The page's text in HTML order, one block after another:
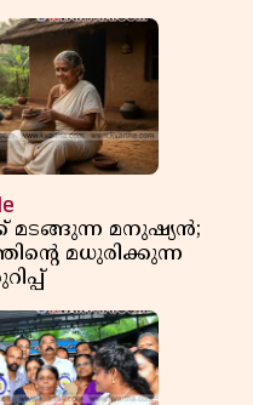
മടങ്ങുന്ന മനുഷ്യൻ;
മധുരിക്കുന്ന